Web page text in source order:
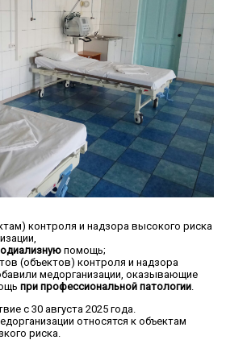
контроля и надзора высокого риска
помощь;
(объектов) контроля и надзора
медорганизации, оказывающие
при профессиональной патологии
с 30 августа 2025 года.
относятся к объектам
риска.